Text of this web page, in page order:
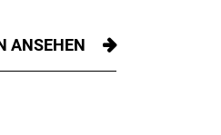
ANSEHEN